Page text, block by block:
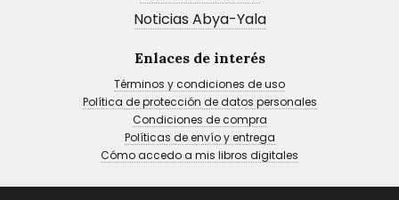
Noticias Abya-Yala
Enlaces de interés
Términos y condiciones de uso
Política de protección de datos personales
Condiciones de compra
Políticas de envío y entrega
Cómo accedo a mis libros digitales